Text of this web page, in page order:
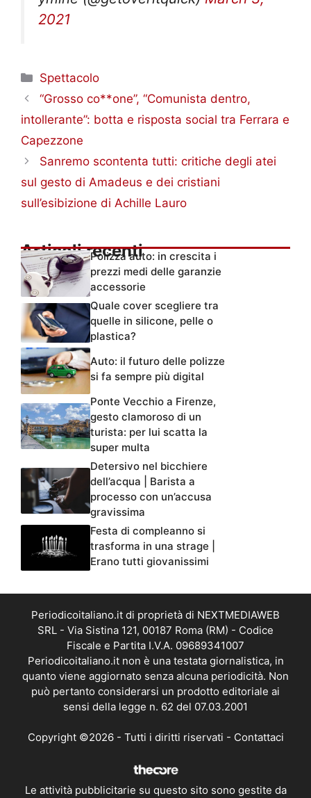
“Grosso co**one”, “Comunista dentro,
intollerante”: botta e risposta social tra Ferrara e
Capezzone
Sanremo scontenta tutti: critiche degli atei
sul gesto di Amadeus e dei cristiani
sull’esibizione di Achille Lauro
prezzi medi delle garanzie
accessorie
Quale cover scegliere tra
quelle in silicone, pelle o
plastica?
Auto: il futuro delle polizze
si fa sempre più digital
Ponte Vecchio a Firenze,
gesto clamoroso di un
turista: per lui scatta la
super multa
Detersivo nel bicchiere
dell’acqua | Barista a
processo con un’accusa
gravissima
Festa di compleanno si
trasforma in una strage |
Erano tutti giovanissimi
Periodicoitaliano.it di proprietà di NEXTMEDIAWEB
SRL - Via Sistina 121, 00187 Roma (RM) - Codice
Fiscale e Partita I.V.A. 09689341007
Periodicoitaliano.it non è una testata giornalistica, in
quanto viene aggiornato senza alcuna periodicità. Non
può pertanto considerarsi un prodotto editoriale ai
sensi della legge n. 62 del 07.03.2001
Copyright ©2026 - Tutti i diritti riservati -
Le attività pubblicitarie su questo sito sono gestite da
theCoreAdv